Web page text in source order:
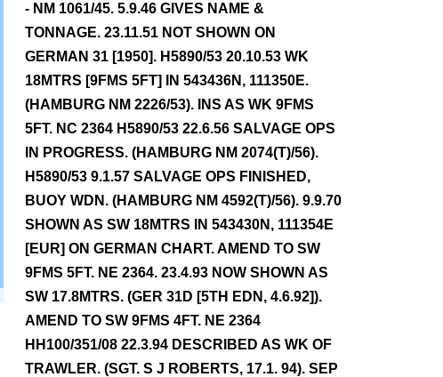
- NM 1061/45. 5.9.46 GIVES NAME &
TONNAGE. 23.11.51 NOT SHOWN ON
GERMAN 31 [1950]. H5890/53 20.10.53 WK
18MTRS [9FMS 5FT] IN 543436N, 111350E.
(HAMBURG NM 2226/53). INS AS WK 9FMS
5FT. NC 2364 H5890/53 22.6.56 SALVAGE OPS
IN PROGRESS. (HAMBURG NM 2074(T)/56).
H5890/53 9.1.57 SALVAGE OPS FINISHED,
BUOY WDN. (HAMBURG NM 4592(T)/56). 9.9.70
SHOWN AS SW 18MTRS IN 543430N, 111354E
[EUR] ON GERMAN CHART. AMEND TO SW
9FMS 5FT. NE 2364. 23.4.93 NOW SHOWN AS
SW 17.8MTRS. (GER 31D [5TH EDN, 4.6.92]).
AMEND TO SW 9FMS 4FT. NE 2364
HH100/351/08 22.3.94 DESCRIBED AS WK OF
TRAWLER. (SGT. S J ROBERTS, 17.1. 94). SEP